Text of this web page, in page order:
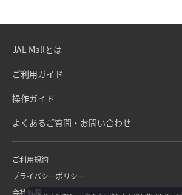
JAL Mallとは
ご利用ガイド
操作ガイド
よくあるご質問・お問い合わせ
ご利用規約
プライバシーポリシー
会社概要